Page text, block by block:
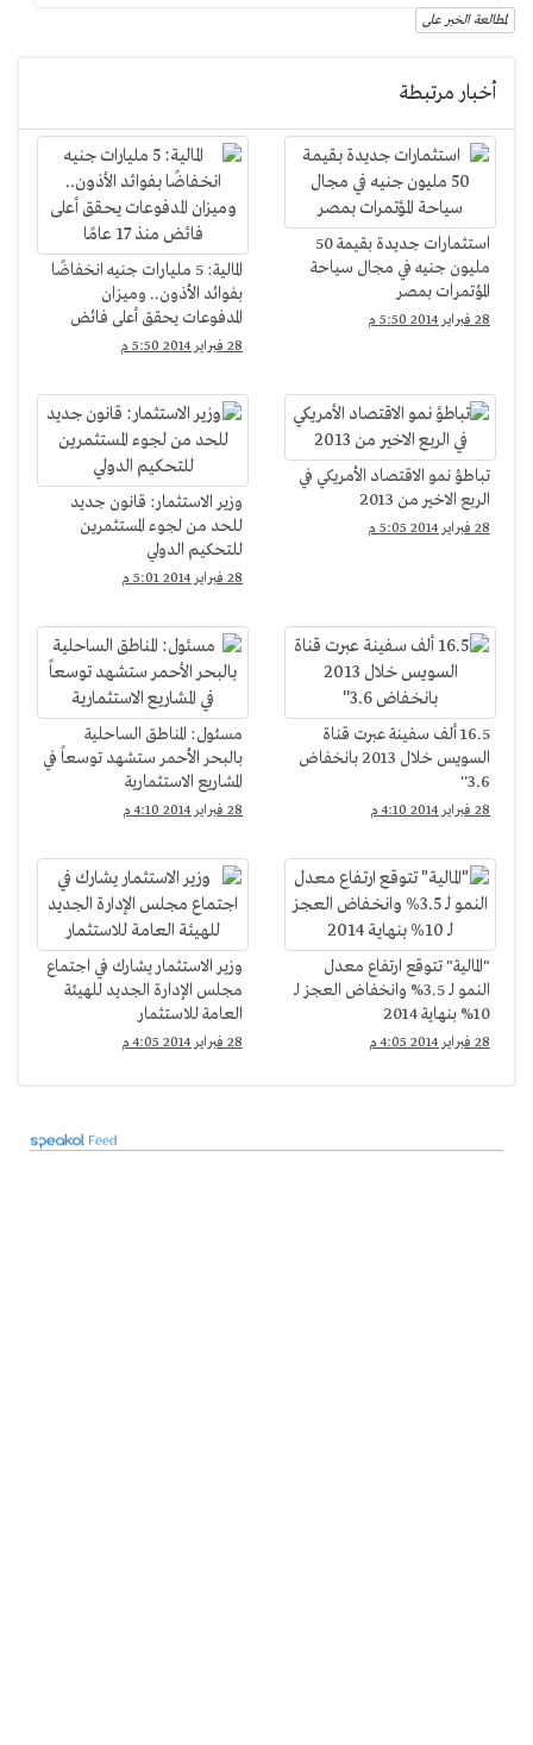
لمطالعة الخبر على
أخبار مرتبطة
استثمارات جديدة بقيمة 50
مليون جنيه في مجال سياحة
المؤتمرات بمصر
28 فبراير 2014 5:50 م
المالية: 5 مليارات جنيه انخفاضًا
بفوائد الأذون.. وميزان
المدفوعات يحقق أعلى فائض
منذ 17 عامًا
28 فبراير 2014 5:50 م
تباطؤ نمو الاقتصاد الأمريكي في
الربع الاخير من 2013
28 فبراير 2014 5:05 م
وزير الاستثمار: قانون جديد
للحد من لجوء المستثمرين
للتحكيم الدولي
28 فبراير 2014 5:01 م
16.5 ألف سفينة عبرت قناة
السويس خلال 2013 بانخفاض
3.6''
28 فبراير 2014 4:10 م
مسئول: المناطق الساحلية
بالبحر الأحمر ستشهد توسعاً في
المشاريع الاستثمارية
28 فبراير 2014 4:10 م
"المالية" تتوقع ارتفاع معدل
النمو لـ 3.5% وانخفاض العجز لـ
10% بنهاية 2014
28 فبراير 2014 4:05 م
وزير الاستثمار يشارك في اجتماع
مجلس الإدارة الجديد للهيئة
العامة للاستثمار
28 فبراير 2014 4:05 م